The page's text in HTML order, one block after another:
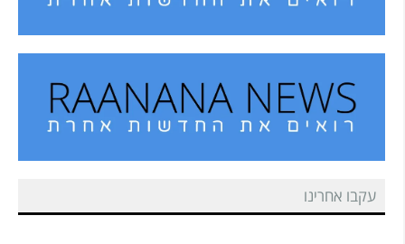
עקבו אחרינו